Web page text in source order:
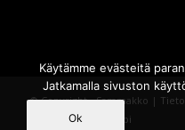
© Copyright - Sammakko |
Powered by
iQWebbi
Käytämme evästeitä
Jatkamalla sivuston
Ok